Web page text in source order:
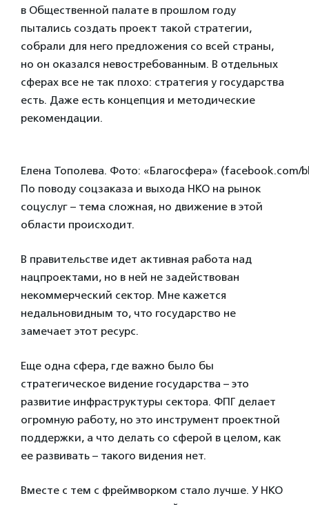
в Общественной палате в прошлом году
пытались создать проект такой стратегии,
собрали для него предложения со всей страны,
но он оказался невостребованным. В отдельных
сферах все не так плохо: стратегия у государства
есть. Даже есть концепция и методические
рекомендации.
Елена Тополева. Фото: «Благосфера» (facebook.com/
По поводу соцзаказа и выхода НКО на рынок
соцуслуг – тема сложная, но движение в этой
области происходит.
В правительстве идет активная работа над
нацпроектами, но в ней не задействован
некоммерческий сектор. Мне кажется
недальновидным то, что государство не
замечает этот ресурс.
Еще одна сфера, где важно было бы
стратегическое видение государства – это
развитие инфраструктуры сектора. ФПГ делает
огромную работу, но это инструмент проектной
поддержки, а что делать со сферой в целом, как
ее развивать – такого видения нет.
Вместе с тем с фреймворком стало лучше. У НКО